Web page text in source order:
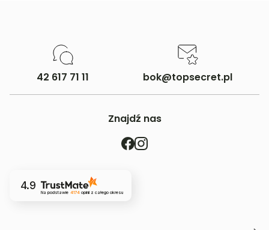
42 617 71 11 bok@topsecret.pl
Znajdź nas
4.9
Na podstawie 4174opinii z całego okresu